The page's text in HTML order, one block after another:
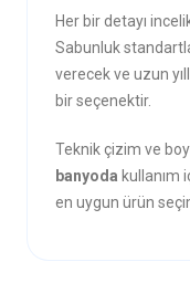
Her bir detayı
Sabunluk
verecek ve uzun
bir seçenektir.
Teknik çizim ve
banyoda kullanım
en uygun ürün